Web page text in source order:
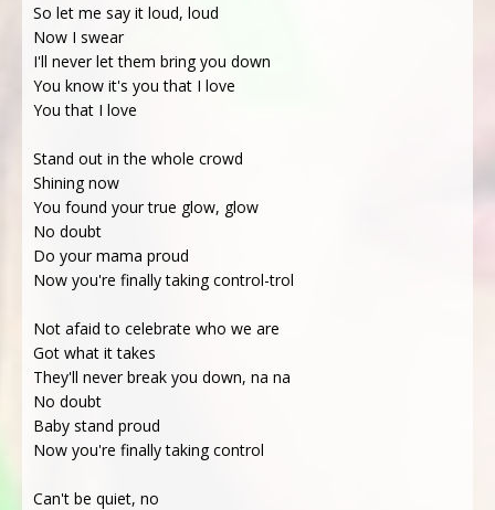
So let me say it loud, loud
Now I swear
I'll never let them bring you down
You know it's you that I love
You that I love
Stand out in the whole crowd
Shining now
You found your true glow, glow
No doubt
Do your mama proud
Now you're finally taking control-trol
Not afaid to celebrate who we are
Got what it takes
They'll never break you down, na na
No doubt
Baby stand proud
Now you're finally taking control
Can't be quiet, no